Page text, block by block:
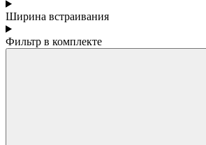
Ширина встраивания
Фильтр в комплекте